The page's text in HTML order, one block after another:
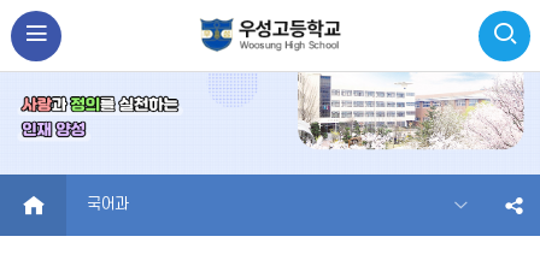
HOME 국어과